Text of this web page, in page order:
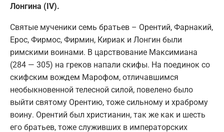
Лонгина (IV).
Святые мученики семь братьев – Орентий, Фарнакий,
Ерос, Фирмос, Фирмин, Кириак и Лонгин были
римскими воинами. В царствование Максимиана
(284 — 305) на греков напали скифы. На поединок со
скифским вождем Марофом, отличавшимся
необыкновенной телесной силой, повелено было
выйти святому Орентию, тоже сильному и храброму
воину. Орентий был христианин, так же как и шесть
его братьев, тоже служивших в императорских